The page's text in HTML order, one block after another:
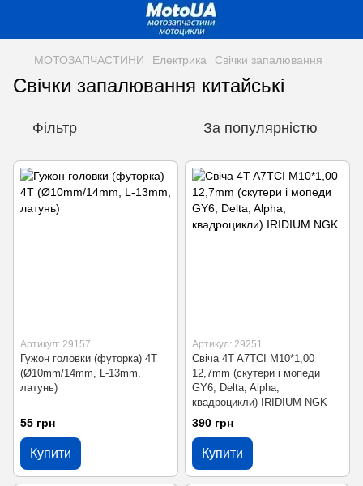
МОТОЗАПЧАСТИНИ Електрика Свічки запалювання
Свічки запалювання китайські
Фільтр За популярністю
Артикул: 29157
Гужон головки (футорка) 4T
(Ø10mm/14mm, L-13mm,
латунь)
55 грн
Купити
Артикул: 29251
Свіча 4T A7TCI M10*1,00
12,7mm (скутери і мопеди
GY6, Delta, Alpha,
квадроцикли) IRIDIUM NGK
390 грн
Купити